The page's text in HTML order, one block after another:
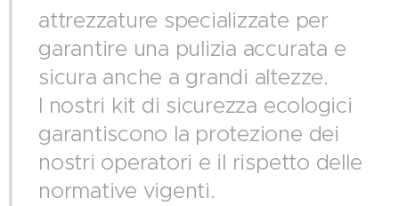
attrezzature specializzate per
garantire una pulizia accurata e
sicura anche a grandi altezze.
I nostri kit di sicurezza ecologici
garantiscono la protezione dei
nostri operatori e il rispetto delle
normative vigenti.